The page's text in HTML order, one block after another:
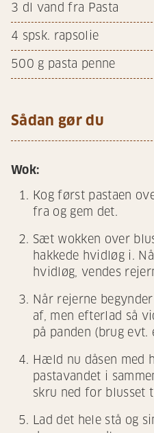
3 dl vand fra Pasta
4 spsk. rapsolie
500 g pasta penne
Sådan gør du
Wok:
Kog først pastaen
fra og gem det.
Sæt wokken over
hakkede hvidløg i.
hvidløg, vendes
Når rejerne
af, men efterlad så
på panden (brug evt.
Hæld nu dåsen med
pastavandet i
skru ned for blusset
Lad det hele stå og